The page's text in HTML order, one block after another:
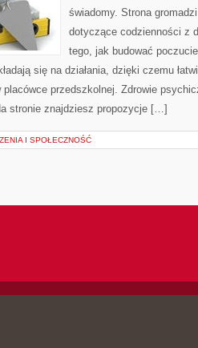
świadomy. Strona
dotyczące codzienności z
tego, jak budować
się na działania, dzięki czemu
placówce przedszkolnej. Zdrowie
stronie znajdziesz propozycje […]
I SPOŁECZNOŚĆ